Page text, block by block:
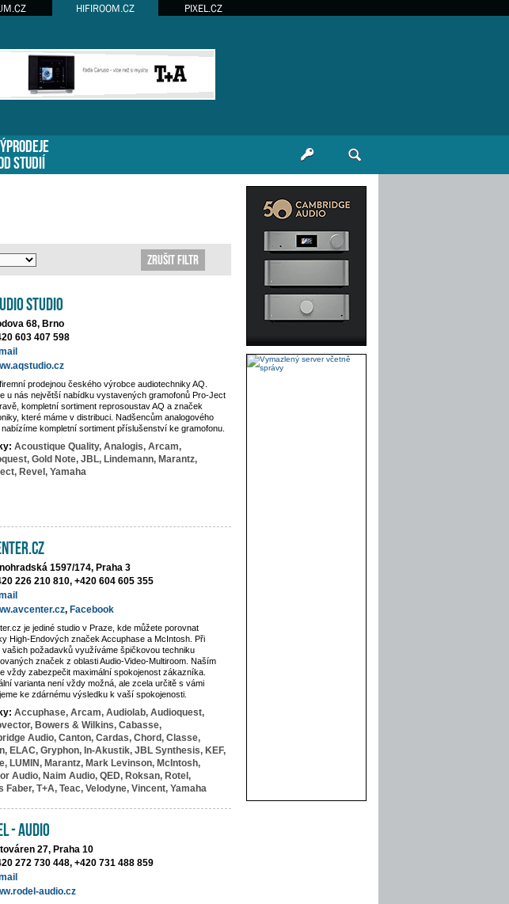
HIFIROOM.CZ PIXEL.CZ
STUDIÍ
Zrušit filtr
studio
68, Brno
603 407 598
prodejnou českého výrobce audiotechniky AQ.
u nás největší nabídku vystavených gramofonů Pro-Ject
kompletní sortiment reprosoustav AQ a značek
které máme v distribuci. Nadšencům analogového
kompletní sortiment příslušenství ke gramofonu.
Acoustique Quality, Analogis, Arcam,
Gold Note, JBL, Lindemann, Marantz,
Revel, Yamaha
1597/174, Praha 3
226 210 810, +420 604 605 355
, Facebook
je jediné studio v Praze, kde můžete porovnat
High-Endových značek Accuphase a McIntosh. Při
vašich požadavků využíváme špičkovou techniku
značek z oblasti Audio-Video-Multiroom. Naším
vždy zabezpečit maximální spokojenost zákazníka.
varianta není vždy možná, ale zcela určitě s vámi
ke zdárnému výsledku k vaší spokojenosti.
Accuphase, Arcam, Audiolab, Audioquest,
Bowers & Wilkins, Cabasse,
Audio, Canton, Cardas, Chord, Classe,
ELAC, Gryphon, In-Akustik, JBL Synthesis, KEF,
LUMIN, Marantz, Mark Levinson, McIntosh,
Audio, Naim Audio, QED, Roksan, Rotel,
Faber, T+A, Teac, Velodyne, Vincent, Yamaha
- AUDIO
27, Praha 10
272 730 448, +420 731 488 859
audio.cz